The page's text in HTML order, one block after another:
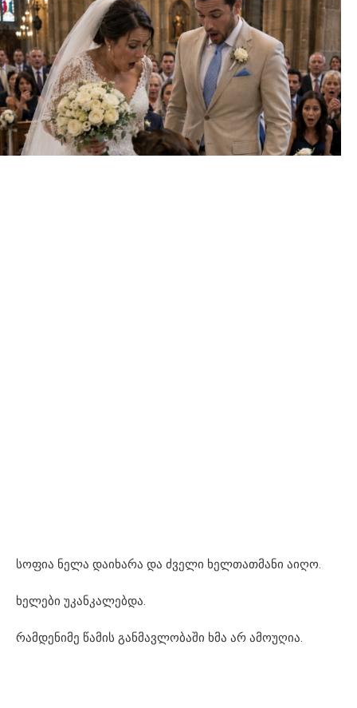
სოფია ნელა დაიხარა და ძველი ხელთათმანი აიღო.
ხელები უკანკალებდა.
რამდენიმე წამის განმავლობაში ხმა არ ამოუღია.